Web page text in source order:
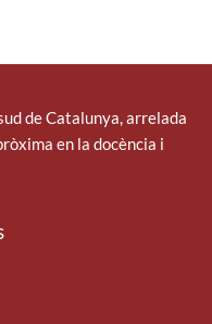
de Catalunya, arrelada
en la docència i